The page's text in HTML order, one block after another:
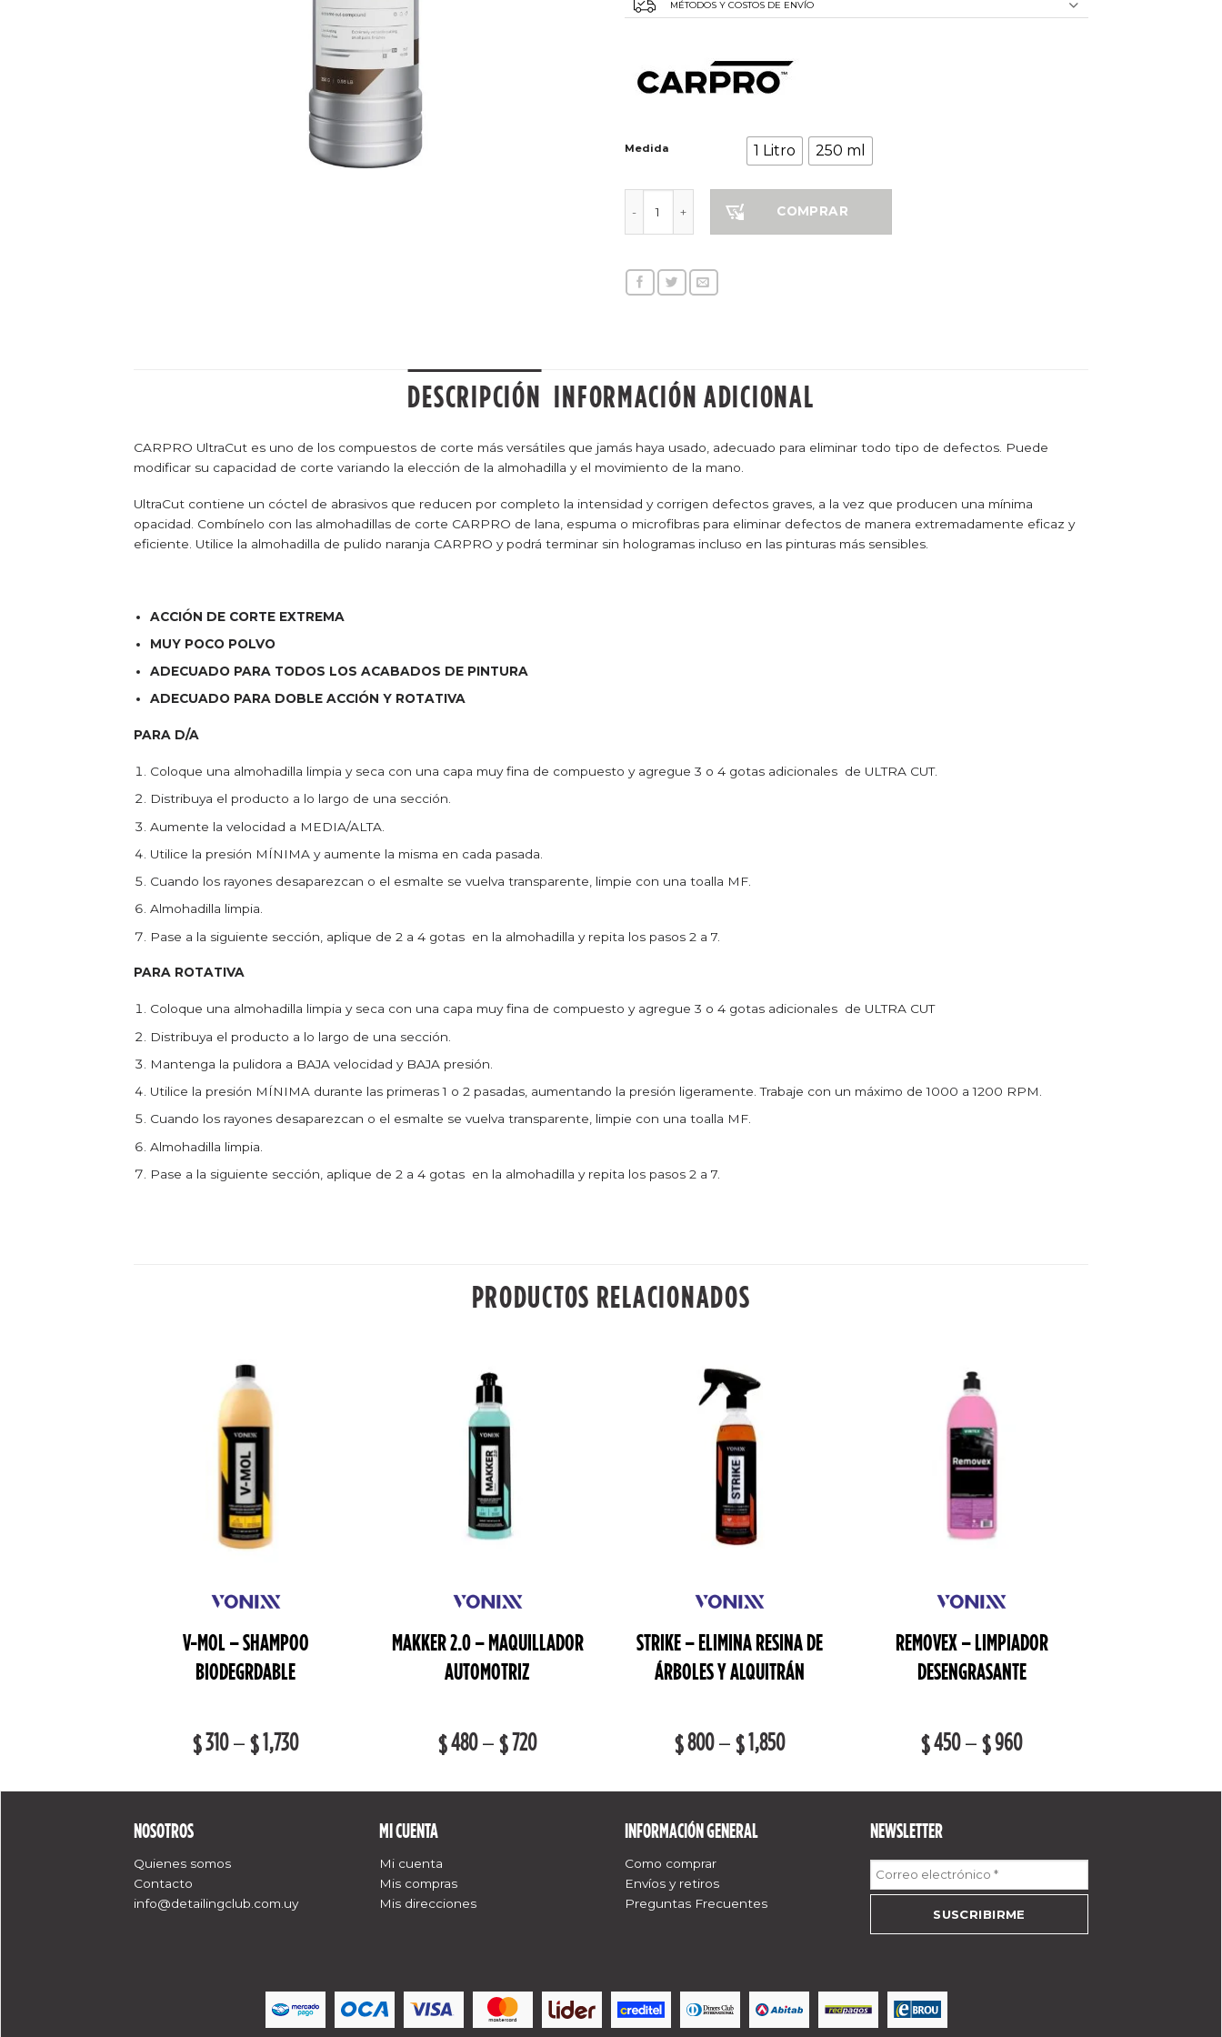
MÉTODOS Y COSTOS DE ENVÍO
Medida 1 Litro 250 ml
COMPRAR
DESCRIPCIÓN INFORMACIÓN ADICIONAL
CARPRO UltraCut es uno de los compuestos de corte más versátiles que jamás haya usado, adecuado para eliminar todo tipo de defectos. Puede
modificar su capacidad de corte variando la elección de la almohadilla y el movimiento de la mano.
UltraCut contiene un cóctel de abrasivos que reducen por completo la intensidad y corrigen defectos graves, a la vez que producen una mínima
opacidad. Combínelo con las almohadillas de corte CARPRO de lana, espuma o microfibras para eliminar defectos de manera extremadamente eficaz y
eficiente. Utilice la almohadilla de pulido naranja CARPRO y podrá terminar sin hologramas incluso en las pinturas más sensibles.
ACCIÓN DE CORTE EXTREMA
MUY POCO POLVO
ADECUADO PARA TODOS LOS ACABADOS DE PINTURA
ADECUADO PARA DOBLE ACCIÓN Y ROTATIVA
PARA D/A
Coloque una almohadilla limpia y seca con una capa muy fina de compuesto y agregue 3 o 4 gotas adicionales de ULTRA CUT.
Distribuya el producto a lo largo de una sección.
Aumente la velocidad a MEDIA/ALTA.
Utilice la presión MÍNIMA y aumente la misma en cada pasada.
Cuando los rayones desaparezcan o el esmalte se vuelva transparente, limpie con una toalla MF.
Almohadilla limpia.
Pase a la siguiente sección, aplique de 2 a 4 gotas en la almohadilla y repita los pasos 2 a 7.
PARA ROTATIVA
Coloque una almohadilla limpia y seca con una capa muy fina de compuesto y agregue 3 o 4 gotas adicionales de ULTRA CUT
Distribuya el producto a lo largo de una sección.
Mantenga la pulidora a BAJA velocidad y BAJA presión.
Utilice la presión MÍNIMA durante las primeras 1 o 2 pasadas, aumentando la presión ligeramente. Trabaje con un máximo de 1000 a 1200 RPM.
Cuando los rayones desaparezcan o el esmalte se vuelva transparente, limpie con una toalla MF.
Almohadilla limpia.
Pase a la siguiente sección, aplique de 2 a 4 gotas en la almohadilla y repita los pasos 2 a 7.
PRODUCTOS RELACIONADOS
V-MOL – SHAMPOO
BIODEGRDABLE
$310–$1,730
MAKKER 2.0 – MAQUILLADOR
AUTOMOTRIZ
$480–$720
STRIKE – ELIMINA RESINA DE
ÁRBOLES Y ALQUITRÁN
$800–$1,850
REMOVEX – LIMPIADOR
DESENGRASANTE
$450–$960
NOSOTROS
Quienes somos
Contacto
info@detailingclub.com.uy
MI CUENTA
Mi cuenta
Mis compras
Mis direcciones
INFORMACIÓN GENERAL
Como comprar
Envíos y retiros
Preguntas Frecuentes
NEWSLETTER